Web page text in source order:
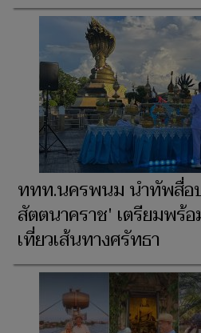
ททท.นครพนม นำทัพสื่อ
สัตตนาคราช' เตรียมพร้
เที่ยวเส้นทางศรัทธา